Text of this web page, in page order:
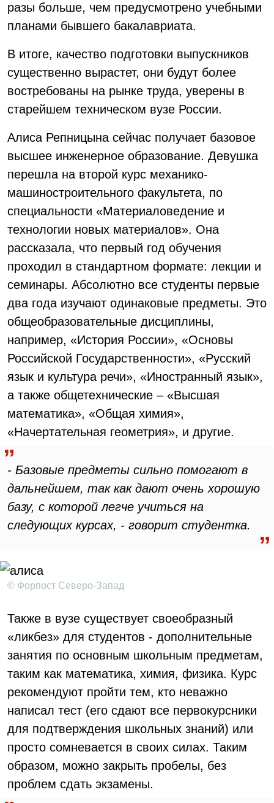
разы больше, чем предусмотрено учебными
планами бывшего бакалавриата.
В итоге, качество подготовки выпускников
существенно вырастет, они будут более
востребованы на рынке труда, уверены в
старейшем техническом вузе России.
Алиса Репницына сейчас получает базовое
высшее инженерное образование. Девушка
перешла на второй курс механико-
машиностроительного факультета, по
специальности «Материаловедение и
технологии новых материалов». Она
рассказала, что первый год обучения
проходил в стандартном формате: лекции и
семинары. Абсолютно все студенты первые
два года изучают одинаковые предметы. Это
общеобразовательные дисциплины,
например, «История России», «Основы
Российской Государственности», «Русский
язык и культура речи», «Иностранный язык»,
а также общетехнические – «Высшая
математика», «Общая химия»,
«Начертательная геометрия», и другие.
- Базовые предметы сильно помогают в
дальнейшем, так как дают очень хорошую
базу, с которой легче учиться на
следующих курсах, - говорит студентка.
© Форпост Северо-Запад
Также в вузе существует своеобразный
«ликбез» для студентов - дополнительные
занятия по основным школьным предметам,
таким как математика, химия, физика. Курс
рекомендуют пройти тем, кто неважно
написал тест (его сдают все первокурсники
для подтверждения школьных знаний) или
просто сомневается в своих силах. Таким
образом, можно закрыть пробелы, без
проблем сдать экзамены.